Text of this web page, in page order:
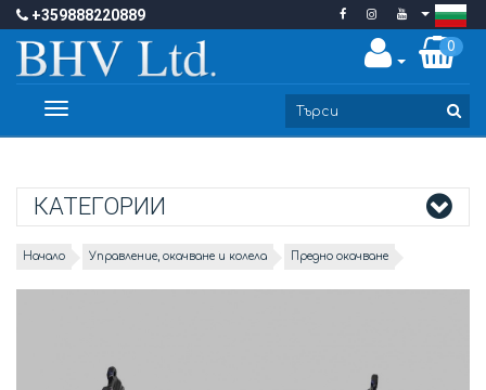
+359888220889
0
Toggle
КАТЕГОРИИ
Начало Управление, окачване и колела Предно окачване